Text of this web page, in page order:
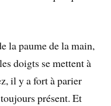
la paume de la main,
doigts se mettent à
il y a fort à parier
présent. Et